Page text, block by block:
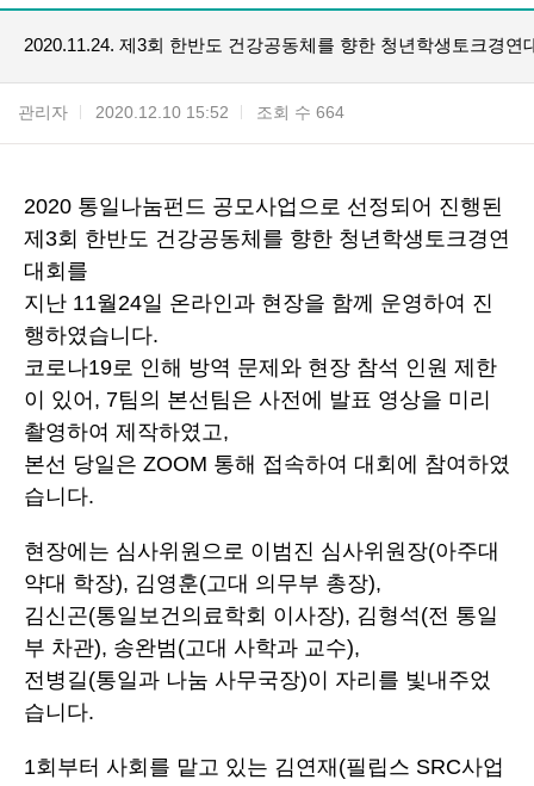
2020.11.24. 제3회 한반도 건강공동체를 향한 청년학생토크경연
관리자 2020.12.10 15:52 조회 수 664
2020 통일나눔펀드 공모사업으로 선정되어 진행된
제 3회 한반도 건강공동체를 향한 청년학생토크경연
대회를
지난 11월24일 온라인과 현장을 함께 운영하여 진
행하였습니다.
코로나19로 인해 방역 문제와 현장 참석 인원 제한
이 있어 , 7팀의 본선팀은 사전에 발표 영상을 미리
촬영하여 제작하였고,
본선 당일은 ZOOM 통해 접속하여 대회에 참여하였
습니다.
현장에는 심사위원으로 이범진 심사위원장(아주대
약대 학장), 김영훈(고대 의무부 총장),
김신곤(통일보건의료학회 이사장), 김형석(전 통일
부 차관), 송완범(고대 사학과 교수),
전병길(통일과 나눔 사무국장)이 자리를 빛내주었
습니다.
1회부터 사회를 맡고 있는 김연재 (필립스 SRC사업